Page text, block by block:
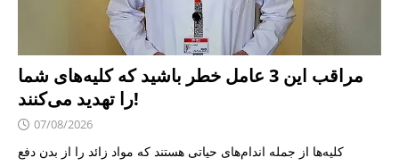
مراقب این 3 عامل خطر باشید که کلیه‌های شما
را تهدید می‌کنند!
07/08/2026
کلیه‌ها از جمله اندام‌های حیاتی هستند که مواد زائد را از بدن دفع